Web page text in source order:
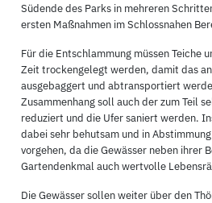
Südende des Parks in mehreren
ersten Maßnahmen im Schlossnahen
Für die Entschlammung müssen Teiche
Zeit trockengelegt werden, damit das
ausgebaggert und abtransportiert
Zusammenhang soll auch der zum Teil
reduziert und die Ufer saniert werden.
dabei sehr behutsam und in
vorgehen, da die Gewässer neben ihrer
Gartendenkmal auch wertvolle
Die Gewässer sollen weiter über den